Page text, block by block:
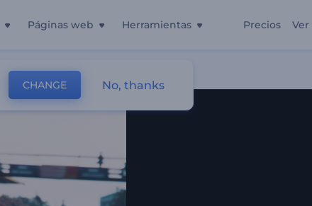
Páginas web Herramientas Precios Ver
CHANGE No, thanks